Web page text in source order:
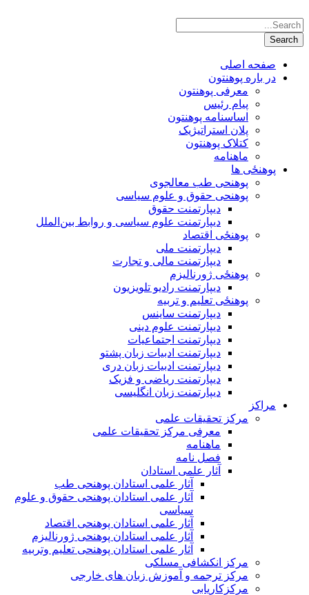
صفحه اصلی
در باره پوهنتون
معرفی پوهنتون
پیام رئیس
اساسنامه پوهنتون
پلان استراتیژیک
کتلاک پوهنتون
ماهنامه
پوهنځی ها
پوهنحی طب معالجوی
پوهنحی حقوق و علوم سیاسی
دیپارتمنت حقوق
دیپارتمنت علوم سیاسی و روابط بین‌الملل
پوهنځی اقتصاد
دیپارتمنت ملی
دیپارتمنت مالی و تجارت
پوهنځی ژورنالیزم
دیپارتمنت رادیو تلویزیون
پوهنځی تعلیم و تربیه
دیپارتمنت ساینس
دیپارتمنت علوم دینی
دیپارتمنت اجتماعیات
دیپارتمنت ادبیات زبان پشتو
دیپارتمنت ادبیات زبان دری
دیپارتمنت ریاضی و فزیک
دیپارتمنت زبان انگلیسی
مراکز
مرکز تحقیقات علمی
معرفی مرکز تحقیقات علمی
ماهنامه
فصل نامه
آثار علمی استادان
آثار علمی استادان پوهنحی طب
آثار علمی استادان پوهنحی حقوق و علوم
سیاسی
آثار علمی استادان پوهنحی اقتصاد
آثار علمی استادان پوهنحی ژورنالیزم
آثار علمی استادان پوهنحی تعلیم وتربیه
مرکز انکشافی مسلکی
مرکز ترجمه و آموزش زبان های خارجی
مرکزکاریابی